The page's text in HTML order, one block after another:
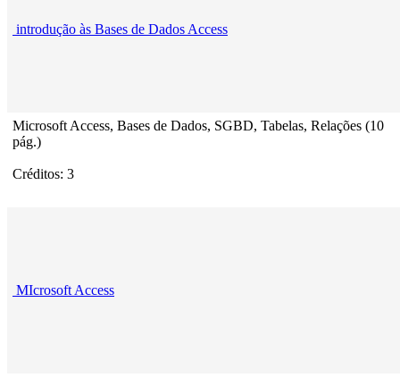
introdução às Bases de Dados Access
Microsoft Access, Bases de Dados, SGBD, Tabelas, Relações (10
pág.)
Créditos: 3
MIcrosoft Access